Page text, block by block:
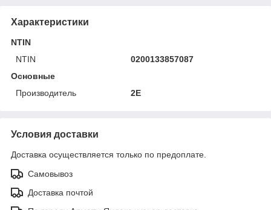
Характеристики
NTIN
NTIN
0200133857087
Основные
Производитель
2E
Условия доставки
Доставка осуществляется только по предоплате.
Самовывоз
Доставка почтой